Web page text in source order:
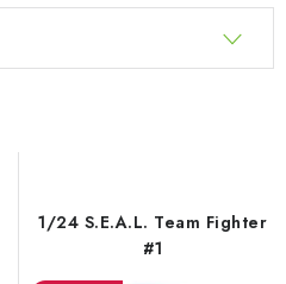
1/24 S.E.A.L. Team Fighter
#1